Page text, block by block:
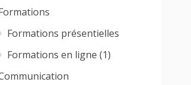
Formations présentielles
Formations en ligne (1)